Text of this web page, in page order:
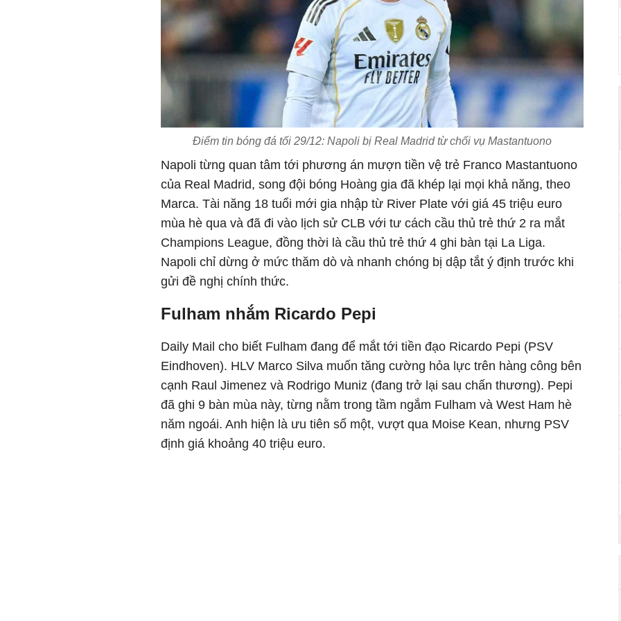
Điểm tin bóng đá tối 29/12: Napoli bị Real Madrid từ chối vụ Mastantuono
Napoli từng quan tâm tới phương án mượn tiền vệ trẻ Franco Mastantuono
của Real Madrid, song đội bóng Hoàng gia đã khép l ại mọi khả năng, theo
Marca. Tài năng 18 tuổi mới gia nhập từ River Plate với giá 45 triệu euro
mùa hè qua và đã đi vào l ịch sử CLB với tư cách cầu thủ trẻ thứ 2 ra mắt
Champions League, đồng thời l à cầu thủ trẻ thứ 4 ghi bàn tại La Liga.
Napoli chỉ dừng ở mức thăm dò và nhanh chóng bị dập tắt ý định trước khi
gửi đề nghị chính thức.
Fulham nhắm Ricardo Pepi
Daily Mail cho biết Fulham đang để mắt tới tiền đạo Ricardo Pepi (PSV
Eindhoven). HLV Marco Silva muốn tăng cường hỏa lực trên hàng công bên
cạnh Raul Jimenez và Rodrigo Muniz (đang trở lại sau chấn thương). Pepi
đã ghi 9 bàn mùa này, từng nằm trong tầm ngắm Fulham và West Ham hè
năm ngoái. Anh hiện l à ưu tiên số một, vượt qua Moise Kean, nhưng PSV
định giá khoảng 40 triệu euro.